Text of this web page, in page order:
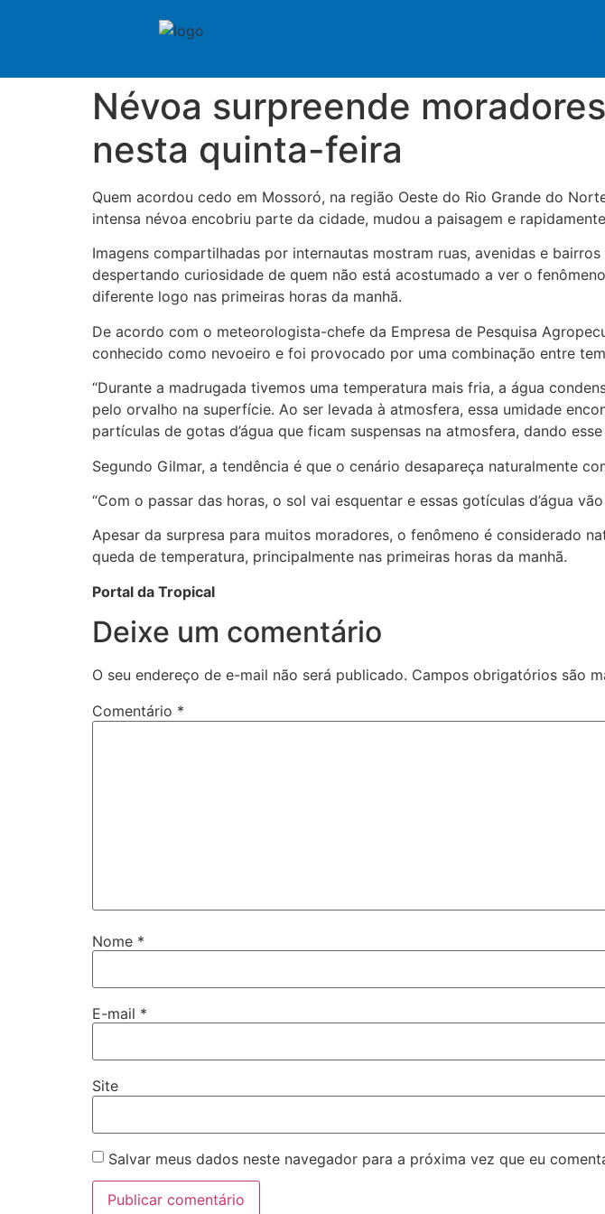
Névoa surpreende
nesta quinta-feira
Quem acordou cedo em Mossoró, na região Oeste do Rio Grande do
intensa névoa encobriu parte da cidade, mudou a paisagem e
Imagens compartilhadas por internautas mostram ruas, avenidas e
despertando curiosidade de quem não está acostumado a ver o
diferente logo nas primeiras horas da manhã.
De acordo com o meteorologista-chefe da Empresa de Pesquisa
conhecido como nevoeiro e foi provocado por uma combinação entre
“Durante a madrugada tivemos uma temperatura mais fria, a água
pelo orvalho na superfície. Ao ser levada à atmosfera, essa umidade
partículas de gotas d’água que ficam suspensas na atmosfera, dando
Segundo Gilmar, a tendência é que o cenário desapareça naturalmente
“Com o passar das horas, o sol vai esquentar e essas gotículas d’água
Apesar da surpresa para muitos moradores, o fenômeno é considerado
queda de temperatura, principalmente nas primeiras horas da manhã.
Portal da Tropical
Deixe um comentário
O seu endereço de e-mail não será publicado. Campos obrigatórios são
Comentário *
Nome *
E-mail *
Site
Salvar meus dados neste navegador para a próxima vez que eu